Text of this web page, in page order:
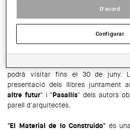
WhatsApp
Facebook
TwitterLinkedIn
Share
dimecres 21 de maig, a les 19 h,
Material de lo Construido" impulsada
a la seu de la Delegació Garrotxa-
podrà visitar fins el 30 de juny.
presentació dels llibres juntament
altre futur" i "Pasallís" dels autors
parell d'arquitectes.
"El Material de lo Construido" és
D'acord
Configurar